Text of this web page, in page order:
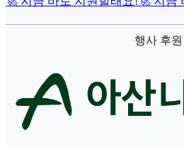
행사 후원